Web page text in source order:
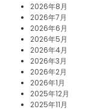
2026年8月
2026年7月
2026年6月
2026年5月
2026年4月
2026年3月
2026年2月
2026年1月
2025年12月
2025年11月